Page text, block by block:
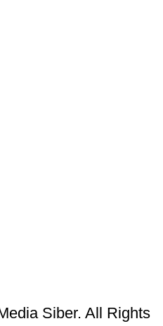
Siber. All Rights